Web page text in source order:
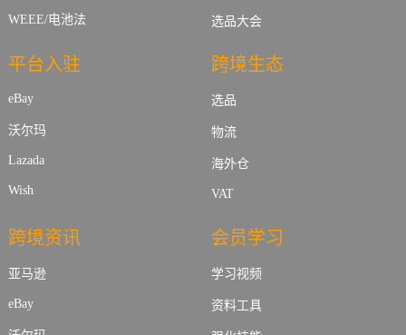
WEEE/电池法 选品大会
平台入驻
eBay
沃尔玛
Lazada
Wish
跨境生态
选品
物流
海外仓
VAT
跨境资讯
亚马逊
eBay
会员学习
学习视频
资料工具